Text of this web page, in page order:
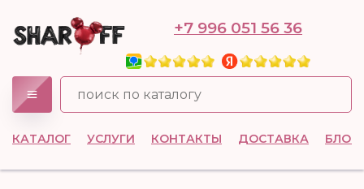
+7 996 051 56 36
КАТАЛОГ УСЛУГИ КОНТАКТЫ ДОСТАВКА БЛОГ